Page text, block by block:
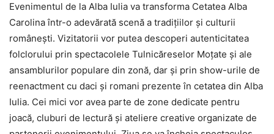
Evenimentul de la Alba Iulia va transforma Cetatea Alba
Carolina într-o adevărată scenă a tradițiilor și culturii
românești. Vizitatorii vor putea descoperi autenticitatea
folclorului prin spectacolele Tulnicăreselor Moțate și ale
ansamblurilor populare din zonă, dar și prin show-urile de
reenactment cu daci și romani prezente în cetatea din Alba
Iulia. Cei mici vor avea parte de zone dedicate pentru
joacă, cluburi de lectură și ateliere creative organizate de